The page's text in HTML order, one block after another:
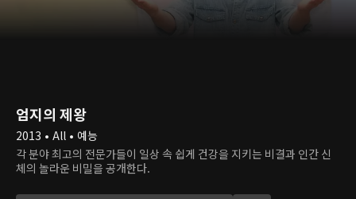
엄지의 제왕
2013 • All • 예능
각 분야 최고의 전문가들이 일상 속 쉽게 건강을 지키는 비결과 인간 신
체의 놀라운 비밀을 공개한다.